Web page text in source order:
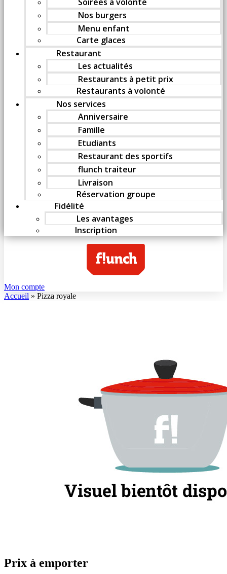
Nos burgers
Menu enfant
Carte glaces
Restaurant
Les actualités
Restaurants à petit prix
Restaurants à volonté
Nos services
Anniversaire
Famille
Etudiants
Restaurant des sportifs
flunch traiteur
Livraison
Réservation groupe
Fidélité
Les avantages
Inscription
Mon compte
Accueil » Pizza royale
Prix à emporter